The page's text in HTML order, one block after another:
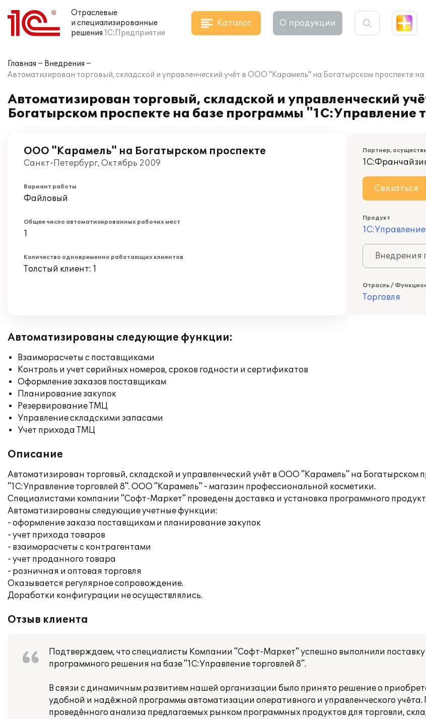
Отраслевые
и специализированные
решения 1С:Предприятие
Каталог О продукции
Главная
Внедрения
Автоматизирован торговый, складской и управленческий учёт в ООО "Карамель" на Богатырском проспекте
Автоматизирован торговый, складской и управленческий
Богатырском проспекте на базе программы "1С:Управление
ООО "Карамель" на Богатырском проспекте
Санкт-Петербург, Октябрь 2009
Вариант работы
Файловый
Общее число автоматизированных рабочих мест
1
Количество одновременно работающих клиентов
Толстый клиент: 1
Партнер,
Связаться
Продукт
1С:Управление
Внедрения
Отрасль /
Торговля
Автоматизированы следующие функции:
Взаиморасчеты с поставщиками
Контроль и учет серийных номеров, сроков годности и сертификатов
Оформление заказов поставщикам
Планирование закупок
Резервирование ТМЦ
Управление складскими запасами
Учет прихода ТМЦ
Описание
Автоматизирован торговый, складской и управленческий учёт в ООО "Карамель" на Богатырском
"1С:Управление торговлей 8". ООО "Карамель" - магазин профессиональной косметики.
Специалистами компании "Софт-Маркет" проведены доставка и установка программного
Автоматизированы следующие учетные функции:
- оформление заказа поставщикам и планирование закупок
- учет прихода товаров
- взаиморасчеты с контрагентами
- учет проданного товара
- розничная и оптовая торговля
Оказывается регулярное сопровождение.
Доработки конфигурации не осуществлялись.
Отзыв клиента
Подтверждаем, что специалисты Компании "Софт-Маркет" успешно выполнили
программного решения на базе "1С:Управление торговлей 8".
В связи с динамичным развитием нашей организации было принято решение о
удобной и надёжной программы автоматизации оперативного и управленческого учёта.
проведённого анализа предлагаемых рынком программных продуктов для торговли,